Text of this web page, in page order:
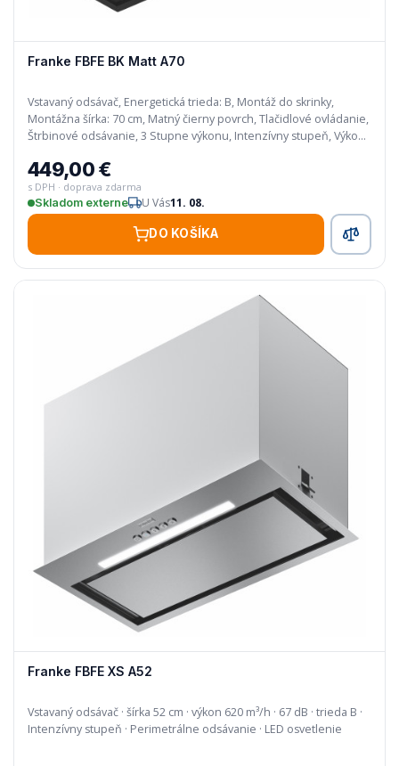
Franke FBFE BK Matt A70
Vstavaný odsávač, Energetická trieda: B, Montáž do skrinky,
Montážna šírka: 70 cm, Matný čierny povrch, Tlačidlové ovládanie,
Štrbinové odsávanie, 3 Stupne výkonu, Intenzívny stupeň, Výkon
449,00 €
s DPH · doprava zdarma
Skladom externe
U Vás11. 08.
DO KOŠÍKA
Franke FBFE XS A52
Vstavaný odsávač · šírka 52 cm · výkon 620 m³/h · 67 dB · trieda B ·
Intenzívny stupeň · Perimetrálne odsávanie · LED osvetlenie